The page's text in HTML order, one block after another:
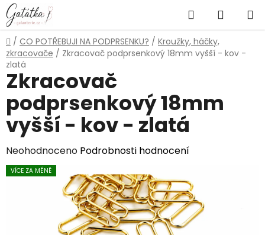
Přejít
na
obsah
Hledat
KOŠÍK
Domů
/ CO POTŘEBUJI NA PODPRSENKU? / Kroužky, háčky,
zkracovače / Zkracovač podprsenkový 18mm vyšší - kov -
zlatá
Zkracovač
podprsenkový 18mm
vyšší - kov - zlatá
Průměrné
hodnocení
Neohodnoceno Podrobnosti hodnocení
VÍCE ZA MÉNĚ